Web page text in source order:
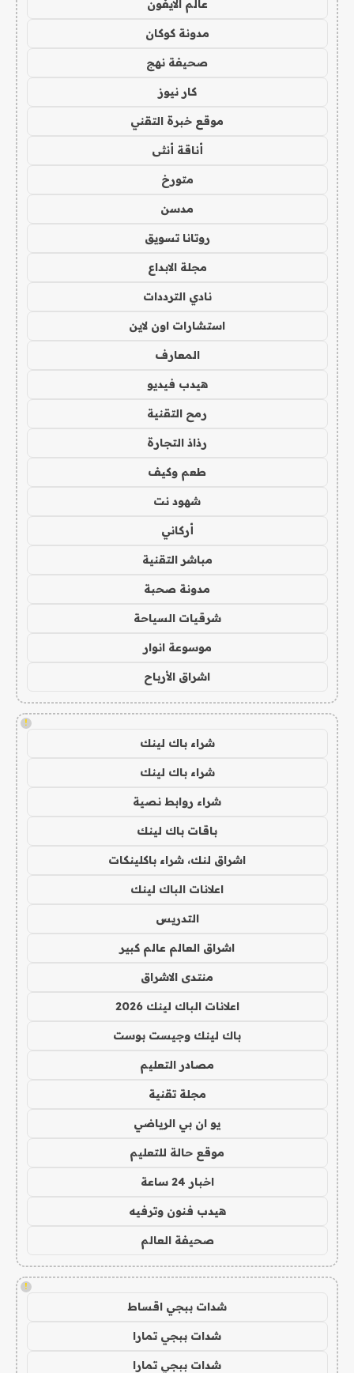
عالم الايفون
مدونة كوكان
صحيفة نهج
كار نيوز
موقع خبرة التقني
أناقة أنثى
متورخ
مدسن
روتانا تسويق
مجلة الابداع
نادي الترددات
استشارات اون لاين
المعارف
هيدب فيديو
رمح التقنية
رذاذ التجارة
طعم وكيف
شهود نت
أركاني
مباشر التقنية
مدونة صحبة
شرقيات السياحة
موسوعة انوار
اشراق الأرباح
!
شراء باك لينك
شراء باك لينك
شراء روابط نصية
باقات باك لينك
اشراق لنك، شراء باكلينكات
اعلانات الباك لينك
التدريس
اشراق العالم عالم كبير
منتدى الاشراق
اعلانات الباك لينك 2026
باك لينك وجيست بوست
مصادر التعليم
مجلة تقنية
يو ان بي الرياضي
موقع حالة للتعليم
اخبار 24 ساعة
هيدب فنون وترفيه
صحيفة العالم
!
شدات ببجي اقساط
شدات ببجي تمارا
شدات ببجي تمارا